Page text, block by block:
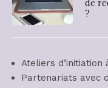
de
?
Ateliers d’initiation
Partenariats avec